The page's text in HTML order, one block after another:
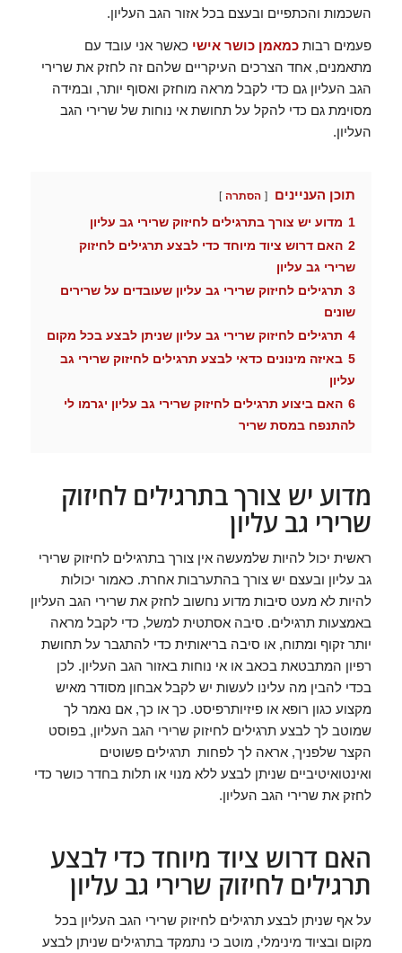
השכמות והכתפיים ובעצם בכל אזור הגב העליון.
פעמים רבות כמאמן כושר אישי כאשר אני עובד עם
מתאמנים, אחד הצרכים העיקריים שלהם זה לחזק את שרירי
הגב העליון גם כדי לקבל מראה מוחזק ואסוף יותר, ובמידה
מסוימת גם כדי להקל על תחושת אי נוחות של שרירי הגב
העליון.
תוכן העניינים הסתרה
1 מדוע יש צורך בתרגילים לחיזוק שרירי גב עליון
2 האם דרוש ציוד מיוחד כדי לבצע תרגילים לחיזוק
שרירי גב עליון
3 תרגילים לחיזוק שרירי גב עליון שעובדים על שרירים
שונים
4 תרגילים לחיזוק שרירי גב עליון שניתן לבצע בכל מקום
5 באיזה מינונים כדאי לבצע תרגילים לחיזוק שרירי גב
עליון
6 האם ביצוע תרגילים לחיזוק שרירי גב עליון יגרמו לי
להתנפח במסת שריר
מדוע יש צורך בתרגילים לחיזוק
שרירי גב עליון
ראשית יכול להיות שלמעשה אין צורך בתרגילים לחיזוק שרירי
גב עליון ובעצם יש צורך בהתערבות אחרת. כאמור יכולות
להיות לא מעט סיבות מדוע נחשוב לחזק את שרירי הגב העליון
באמצעות תרגילים. סיבה אסתטית למשל, כדי לקבל מראה
יותר זקוף ומתוח, או סיבה בריאותית כדי להתגבר על תחושת
רפיון המתבטאת בכאב או אי נוחות באזור הגב העליון. לכן
בכדי להבין מה עלינו לעשות יש לקבל אבחון מסודר מאיש
מקצוע כגון רופא או פיזיותרפיסט. כך או כך, אם נאמר לך
שמוטב לך לבצע תרגילים לחיזוק שרירי הגב העליון, בפוסט
הקצר שלפניך, אראה לך לפחות תרגילים פשוטים
ואינטואיטיביים שניתן לבצע ללא מנוי או תלות בחדר כושר כדי
לחזק את שרירי הגב העליון.
האם דרוש ציוד מיוחד כדי לבצע
תרגילים לחיזוק שרירי גב עליון
על אף שניתן לבצע תרגילים לחיזוק שרירי הגב העליון בכל
מקום ובציוד מינימלי, מוטב כי נתמקד בתרגילים שניתן לבצע